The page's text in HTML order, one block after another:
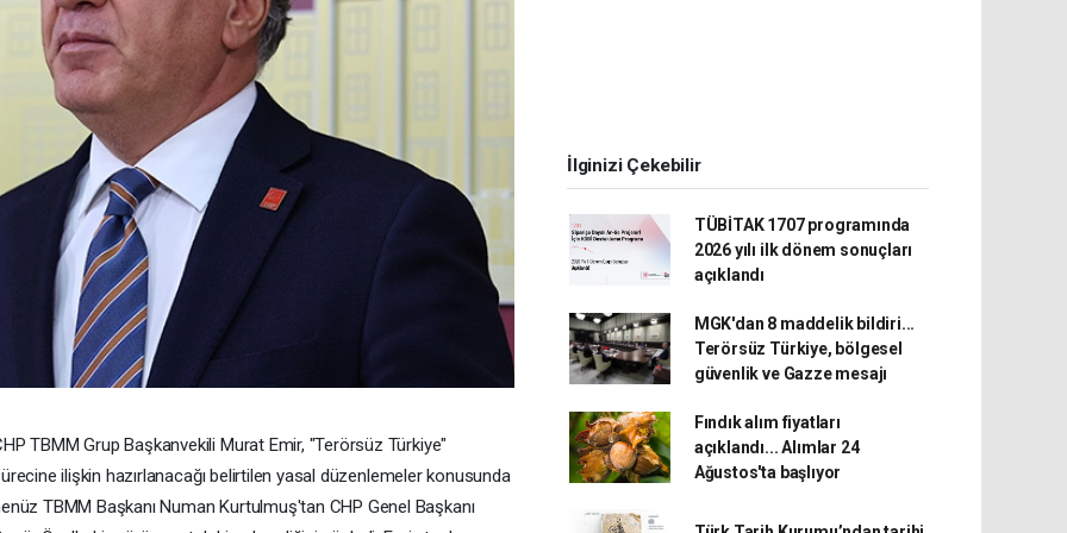
TBMM Grup Başkanvekili Murat Emir, "Terörsüz Türkiye"
ilişkin hazırlanacağı belirtilen yasal düzenlemeler konusunda
TBMM Başkanı Numan Kurtulmuş'tan CHP Genel Başkanı
İlginizi Çekebilir
TÜBİTAK 1707 programında
2026 yılı ilk dönem sonuçları
açıklandı
MGK'dan 8 maddelik bildiri...
Terörsüz Türkiye, bölgesel
güvenlik ve Gazze mesajı
Fındık alım fiyatları
açıklandı... Alımlar 24
Ağustos'ta başlıyor